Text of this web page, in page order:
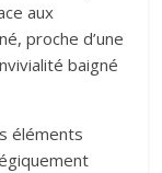
aux
proche d’une
baigné
éléments